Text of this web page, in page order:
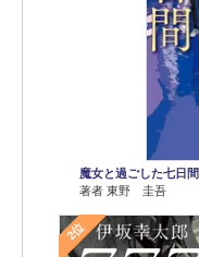
魔女と過ごした七日間
著者 東野 圭吾
2位